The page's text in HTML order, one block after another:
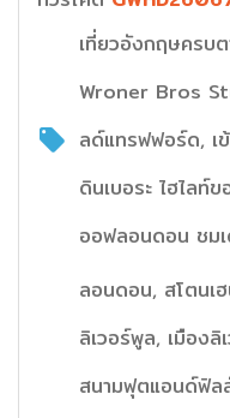
เที่ยวอังกฤษครบ
Wroner Bros
ลด์แทรฟฟอร์ด, เข้
ดินเบอระ ไฮไลท์
ออฟลอนดอน ชม
ลอนดอน, สโตนเ
ลิเวอร์พูล, เมืองลิ
สนามฟุตแอนด์ฟิล